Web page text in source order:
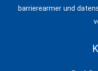
barrierearmer und